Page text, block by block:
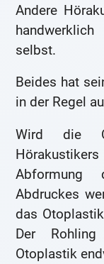
Andere
selbst.
Beides hat
in der Regel
Wird die
Abformung
Abdruckes
das
Der
Otoplastik